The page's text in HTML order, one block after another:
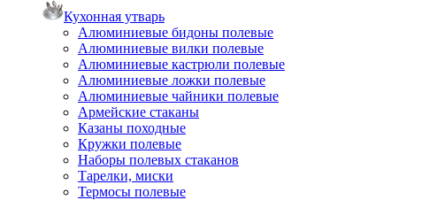
Кухонная утварь
Алюминиевые бидоны полевые
Алюминиевые вилки полевые
Алюминиевые кастрюли полевые
Алюминиевые ложки полевые
Алюминиевые чайники полевые
Армейские стаканы
Казаны походные
Кружки полевые
Наборы полевых стаканов
Тарелки, миски
Термосы полевые